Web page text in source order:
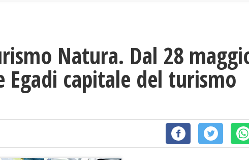
Natura. Dal 28
Egadi capitale del turismo